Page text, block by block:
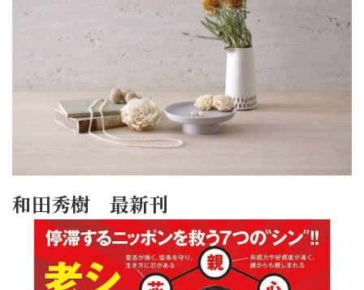
和田秀樹 最新刊